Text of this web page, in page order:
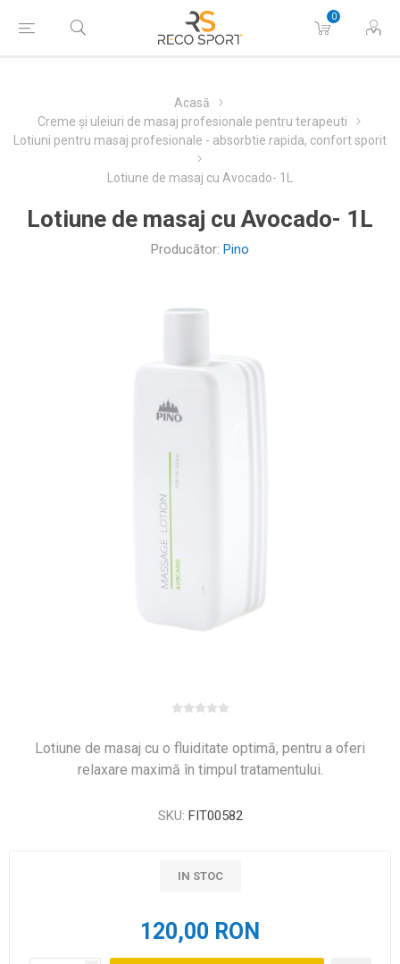
0
Acasă
Creme și uleiuri de masaj profesionale pentru terapeuti
Lotiuni pentru masaj profesionale - absorbtie rapida, confort sporit
Lotiune de masaj cu Avocado- 1L
Lotiune de masaj cu Avocado- 1L
Producător: Pino
Lotiune de masaj cu o fluiditate optimă, pentru a oferi
relaxare maximă în timpul tratamentului.
SKU: FIT00582
IN STOC
120,00 RON